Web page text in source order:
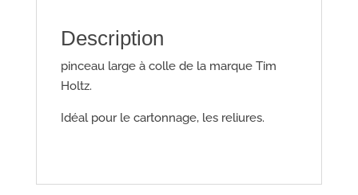
Description
pinceau large à colle de la marque Tim
Holtz.
Idéal pour le cartonnage, les reliures.